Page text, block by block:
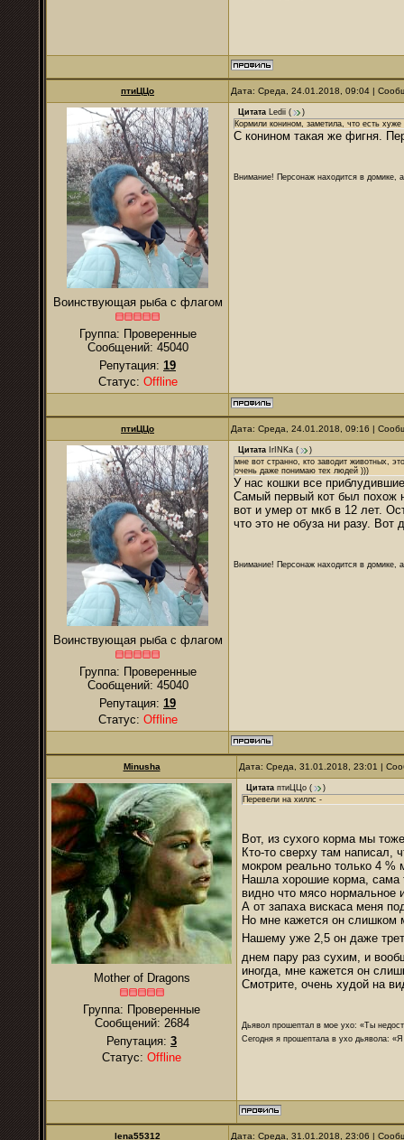
птиЦЦо Дата: Среда, 24.01.2018, 09:04 |
Воинствующая рыба с флагом
Группа: Проверенные
Сообщений: 45040
Репутация: 19
Статус: Offline
Цитата Ledii (
)
Кормили конином, заметила, что есть
С конином такая же фигня.
Внимание! Персонаж находится в домике,
птиЦЦо Дата: Среда, 24.01.2018, 09:16 |
Воинствующая рыба с флагом
Группа: Проверенные
Сообщений: 45040
Репутация: 19
Статус: Offline
Цитата IrINKa (
)
мне вот странно, кто заводит животных,
очень даже понимаю тех людей )))
У нас кошки все
Самый первый кот был похож
вот и умер от мкб в 12 лет.
что это не обуза ни разу. Вот
Внимание! Персонаж находится в домике,
Minusha Дата: Среда, 31.01.2018, 23:01 |
Mother of Dragons
Группа: Проверенные
Сообщений: 2684
Репутация: 3
Статус: Offline
Цитата птиЦЦо (
)
Перевели на хиллс -
Вот, из сухого корма мы
Кто-то сверху там написал,
мокром реально только 4 %
Нашла хорошие корма, сама
видно что мясо нормальное
А от запаха вискаса меня
Но мне кажется он слишком
Нашему уже 2,5 он даже
днем пару раз сухим, и
иногда, мне кажется он
Смотрите, очень худой на
Дьявол прошептал в мое ухо: «Ты
Сегодня я прошептала в ухо дьявола:
lena55312 Дата: Среда, 31.01.2018, 23:06 |